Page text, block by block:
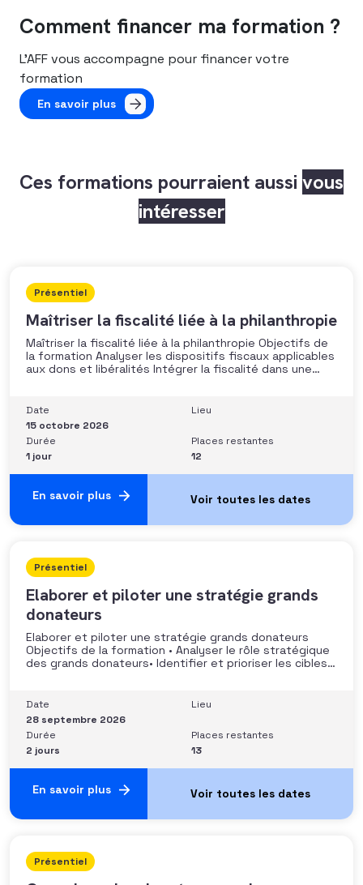
Comment financer ma formation ?
L’AFF vous accompagne pour financer votre
formation
En savoir plus
Ces formations pourraient aussi vous
intéresser
Présentiel
Maîtriser la fiscalité liée à la philanthropie
Maîtriser la fiscalité liée à la philanthropie Objectifs de
la formation Analyser les dispositifs fiscaux applicables
aux dons et libéralités Intégrer la fiscalité dans une
situations nécessitant un arbitrage juridique
Compétences et aptitudes Comprendre les régimes
Date
15 octobre 2026
Lieu
Durée
1 jour
Places restantes
12
En savoir plus
Présentiel
Elaborer et piloter une stratégie grands
donateurs
Elaborer et piloter une stratégie grands donateurs
Objectifs de la formation • Analyser le rôle stratégique
des grands donateurs• Identifier et prioriser les cibles à
parties prenantes• Construire un argumentaire
personnalisé et piloter le parcours
Date
28 septembre 2026
Lieu
Durée
2 jours
Places restantes
13
En savoir plus
Présentiel